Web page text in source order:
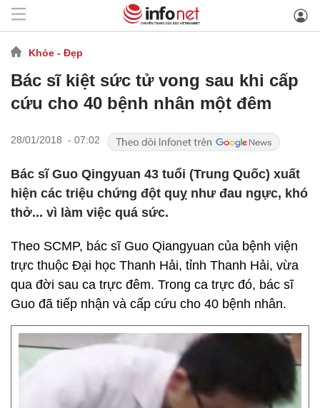
Khỏe - Đẹp
Bác sĩ kiệt sức tử vong sau khi cấp
cứu cho 40 bệnh nhân một đêm
28/01/2018 - 07:02
Bác sĩ Guo Qingyuan 43 tuổi (Trung Quốc) xuất
hiện các triệu chứng đột quỵ như đau ngực, khó
thở... vì làm việc quá sức.
Theo SCMP, bác sĩ Guo Qiangyuan của bệnh viện
trực thuộc Đại học Thanh Hải, tỉnh Thanh Hải, vừa
qua đời sau ca trực đêm. Trong ca trực đó, bác sĩ
Guo đã tiếp nhận và cấp cứu cho 40 bệnh nhân.